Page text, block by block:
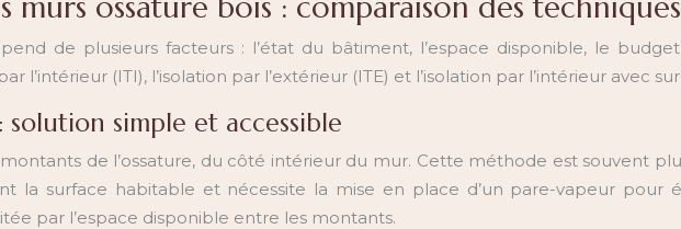
murs ossature bois : comparaison des techniques
de plusieurs facteurs : l’état du bâtiment, l’espace disponible, le
l’intérieur (ITI), l’isolation par l’extérieur (ITE) et l’isolation par l’intérieur avec
simple et accessible
montants de l’ossature, du côté intérieur du mur. Cette méthode est souvent
la surface habitable et nécessite la mise en place d’un pare-vapeur pour
par l’espace disponible entre les montants.